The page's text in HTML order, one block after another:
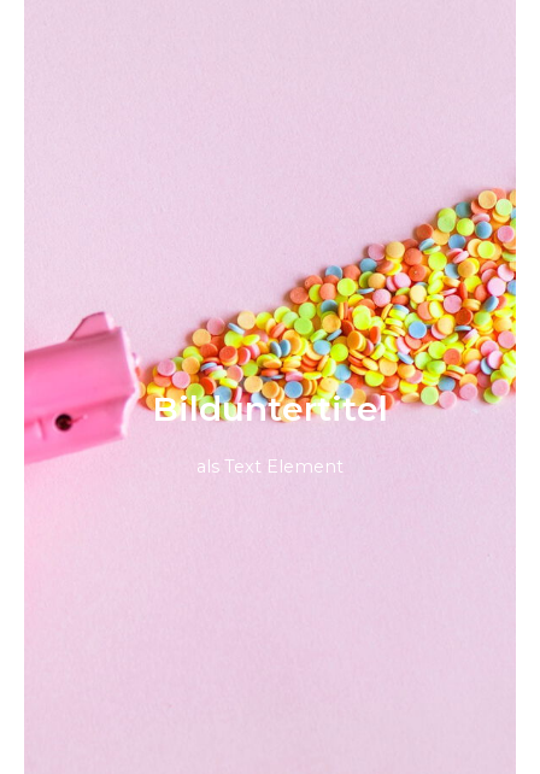
Bild­unter­titel
als Text Element